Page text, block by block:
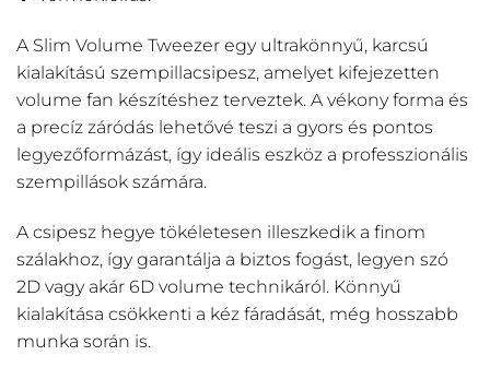
A Slim Volume Tweezer egy ultrakönnyű, karcsú
kialakítású szempillacsipesz, amelyet kifejezetten
volume fan készítéshez terveztek. A vékony forma és
a precíz záródás lehetővé teszi a gyors és pontos
legyezőformázást, így ideális eszköz a professzionális
szempillások számára.
A csipesz hegye tökéletesen illeszkedik a finom
szálakhoz, így garantálja a biztos fogást, legyen szó
2D vagy akár 6D volume technikáról. Könnyű
kialakítása csökkenti a kéz fáradását, még hosszabb
munka során is.